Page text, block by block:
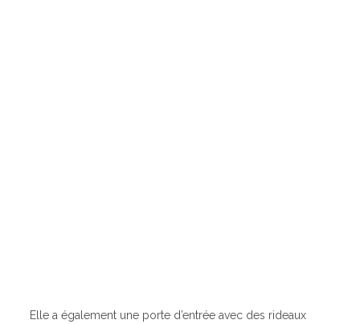
Elle a également une porte d’entrée avec des rideaux